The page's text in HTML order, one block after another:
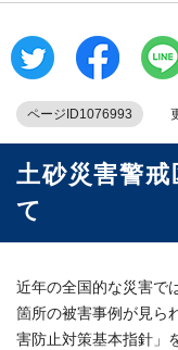
ページID1076993 更
土砂災害警
て
近年の全国的な災害で
箇所の被害事例が見ら
害防止対策基本指針」